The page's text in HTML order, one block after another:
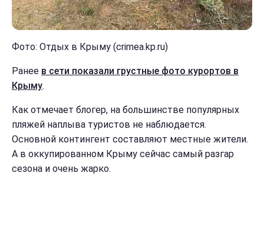
Фото: Отдых в Крыму (crimea.kp.ru)
Ранее в сети показали грустные фото курортов в
Крыму.
Как отмечает блогер, на большинстве популярных
пляжей наплыва туристов не наблюдается.
Основной контингент составляют местные жители.
А в оккупированном Крыму сейчас самый разгар
сезона и очень жарко.